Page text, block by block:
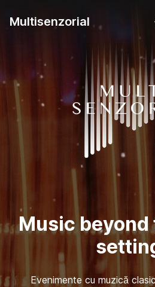
Multisenzorial
Music
Evenimente cu muzică